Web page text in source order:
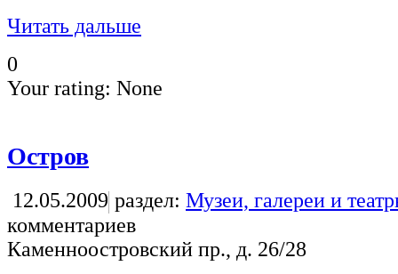
Читать дальше
0
Your rating: None
Остров
12.05.2009 раздел: Музеи, галереи и
комментариев
Каменноостровский пр., д. 26/28